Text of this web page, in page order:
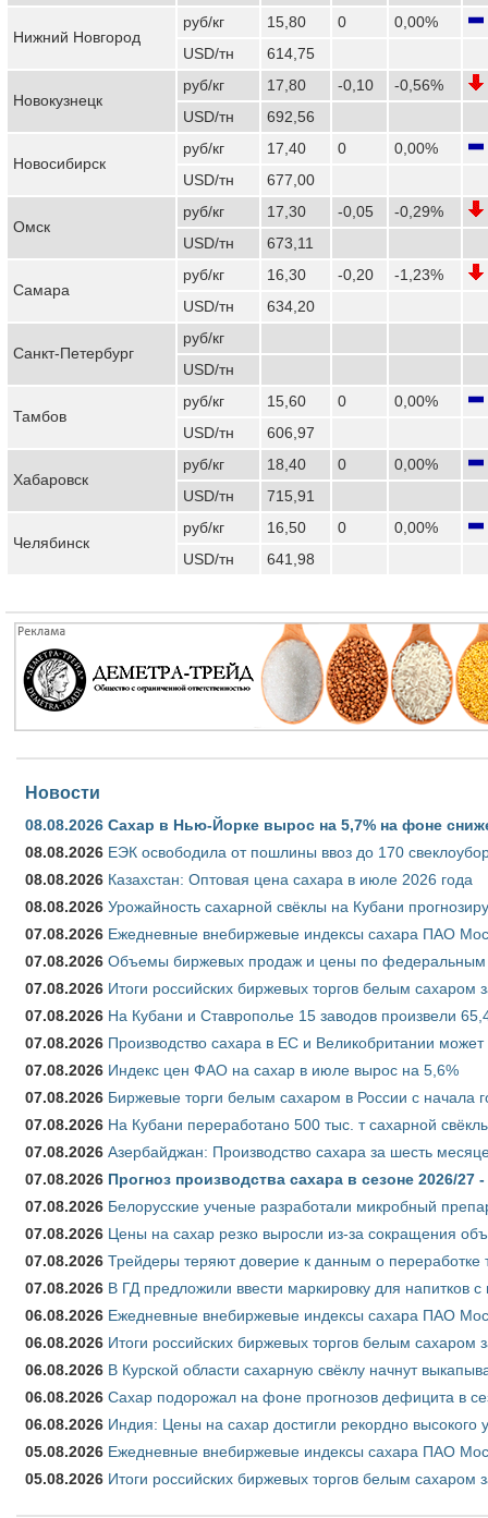
Нижний Новгород
руб/кг 15,80 0
0,00%
USD/тн
614,75
Новокузнецк
руб/кг 17,80 -0,10
-0,56%
USD/тн
692,56
Новосибирск
руб/кг 17,40 0
0,00%
USD/тн
677,00
Омск
руб/кг 17,30 -0,05
-0,29%
USD/тн
673,11
Самара
руб/кг 16,30 -0,20
-1,23%
USD/тн
634,20
Санкт-Петербург
руб/кг
USD/тн
Тамбов
руб/кг 15,60 0
0,00%
USD/тн
606,97
Хабаровск
руб/кг 18,40 0
0,00%
USD/тн
715,91
Челябинск
руб/кг 16,50 0
0,00%
USD/тн
641,98
Новости
08.08.2026 Сахар в Нью-Йорке вырос на 5,7% на фоне
08.08.2026 ЕЭК освободила от пошлины ввоз до 170
08.08.2026 Казахстан: Оптовая цена сахара в июле 2026 года
08.08.2026 Урожайность сахарной свёклы на Кубани
07.08.2026 Ежедневные внебиржевые индексы сахара ПАО
07.08.2026 Объемы биржевых продаж и цены по федеральным
07.08.2026 Итоги российских биржевых торгов белым сахаром
07.08.2026 На Кубани и Ставрополье 15 заводов произвели
07.08.2026 Производство сахара в ЕС и Великобритании
07.08.2026 Индекс цен ФАО на сахар в июле вырос на 5,6%
07.08.2026 Биржевые торги белым сахаром в России с начала
07.08.2026 На Кубани переработано 500 тыс. т сахарной
07.08.2026 Азербайджан: Производство сахара за шесть
07.08.2026 Прогноз производства сахара в сезоне 2026/
07.08.2026 Белорусские ученые разработали микробный
07.08.2026 Цены на сахар резко выросли из-за сокращения
07.08.2026 Трейдеры теряют доверие к данным о переработке
07.08.2026 В ГД предложили ввести маркировку для напитков
06.08.2026 Ежедневные внебиржевые индексы сахара ПАО
06.08.2026 Итоги российских биржевых торгов белым сахаром
06.08.2026 В Курской области сахарную свёклу начнут
06.08.2026 Сахар подорожал на фоне прогнозов дефицита в
06.08.2026 Индия: Цены на сахар достигли рекордно высокого
05.08.2026 Ежедневные внебиржевые индексы сахара ПАО
05.08.2026 Итоги российских биржевых торгов белым сахаром